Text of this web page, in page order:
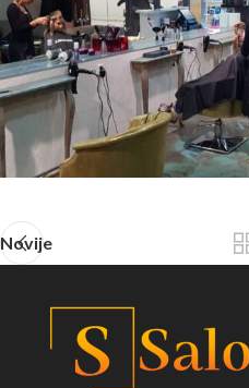
Novije